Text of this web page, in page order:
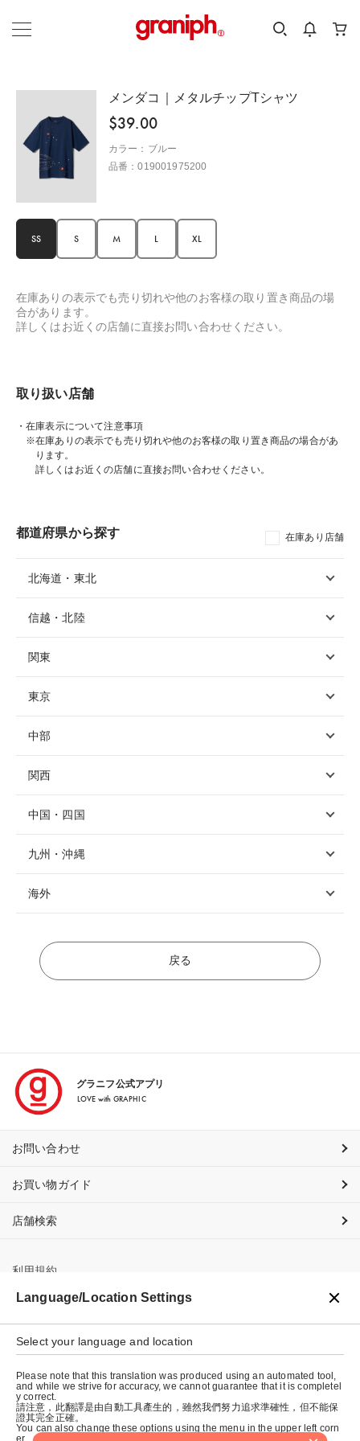
カテゴリーから探す
メンダコ｜メタルチップTシャツ
$‌39.00
カラー：ブルー
品番：019001975200
SS S M L XL
在庫ありの表示でも売り切れや他のお客様の取り置き商品の場
合があります。
詳しくはお近くの店舗に直接お問い合わせください。
取り扱い店舗
・在庫表示について注意事項
※在庫ありの表示でも売り切れや他のお客様の取り置き商品の場合があ
ります。
詳しくはお近くの店舗に直接お問い合わせください。
都道府県から探す 在庫あり店舗
北海道・東北
信越・北陸
関東
東京
中部
関西
中国・四国
九州・沖縄
海外
戻る
グラニフ公式アプリ
LOVE with GRAPHIC
お問い合わせ
お買い物ガイド
店舗検索
利用規約
プライバシーポリシー
特定商取引法に基づく表示
会社概要
Language/Location Settings
Select your language and location
Please note that this translation was produced using an automated tool,
and while we strive for accuracy, we cannot guarantee that it is completel
y correct.
請注意，此翻譯是由自動工具產生的，雖然我們努力追求準確性，但不能保
證其完全正確。
You can also change these options using the menu in the upper left corn
er.